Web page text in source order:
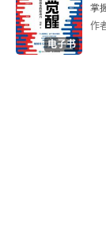
第八章 独立
第一节 金岳
电子书
掌
作